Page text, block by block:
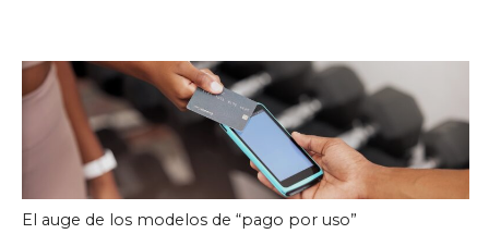
El auge de los modelos de “pago por uso”